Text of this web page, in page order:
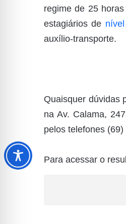
regime de 25
estagiários de
auxílio-transporte.
Quaisquer dúvidas
na Av. Calama,
pelos telefones
Para acessar o